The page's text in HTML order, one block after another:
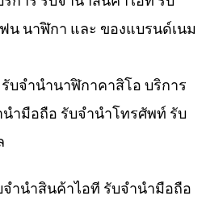
น นาฬิกา และ ของแบรนด์เนม
บจำนำนาฬิกาคาสิโอ บริการ
ำมือถือ รับจำนำโทรศัพท์ รับ
จำนำสินค้าไอที รับจำนำมือถือ